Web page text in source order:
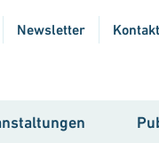
Newsletter Kontakt